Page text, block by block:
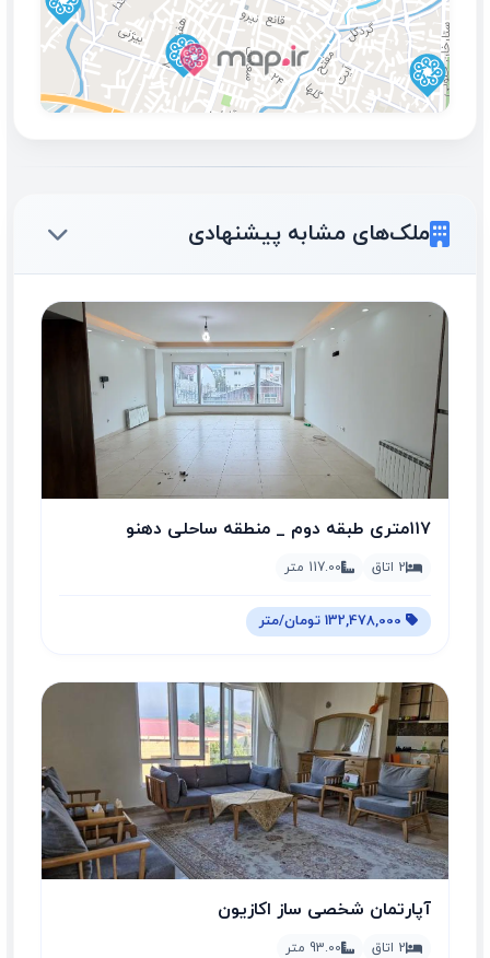
ملک‌های مشابه پیشنهادی
۱۱۷متری طبقه دوم _ منطقه ساحلی دهنو
2 اتاق 117.00 متر
آپارتمان شخصی ساز اکازیون
2 اتاق 93.00 متر